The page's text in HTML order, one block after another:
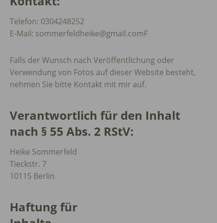
Telefon: 0304248252
E-Mail: sommerfeldheike@gmail.comF
Falls der Wunsch nach Veröffentlichung oder
Verwendung von Fotos auf dieser Website besteht,
nehmen Sie bitte Kontakt mit mir auf.
Verantwortlich für den Inhalt
nach § 55 Abs. 2 RStV:
Heike Sommerfeld
Tieckstr. 7
10115 Berlin
Haftung für